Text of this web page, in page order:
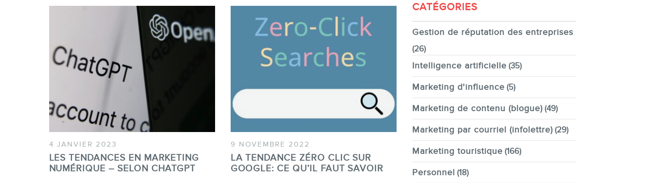
MEMBRES
INFOLETTRE
EN
4 JANVIER 2023
LES TENDANCES EN MARKETING
NUMÉRIQUE – SELON CHATGPT
9 NOVEMBRE 2022
LA TENDANCE ZÉRO CLIC SUR
GOOGLE: CE QU’IL FAUT SAVOIR
CATÉGORIES
Gestion de réputation des entreprises
(26)
Intelligence artificielle (35)
Marketing d'influence (5)
Marketing de contenu (blogue)(49)
Marketing par courriel (infolettre)(29)
Marketing touristique (166)
Personnel (18)